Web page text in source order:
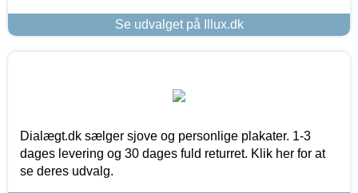
Se udvalget på Illux.dk
Dialægt.dk sælger sjove og personlige plakater. 1-3
dages levering og 30 dages fuld returret. Klik her for at
se deres udvalg.